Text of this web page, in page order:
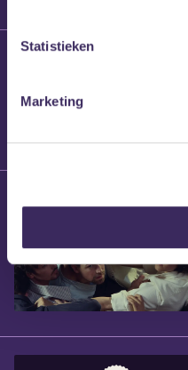
Statistieken
Marketing